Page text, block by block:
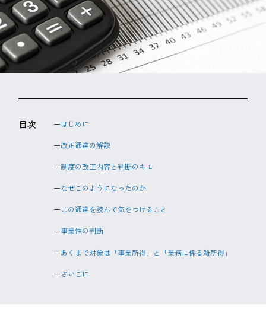
目次 はじめに
改正通達の解説
制度の改正内容と判断のキモ
なぜこのようになったのか
この通達を読んで気をつけること
事業性の判断
あくまで対象は「事業所得」と「業務に係る雑所得」
さいごに